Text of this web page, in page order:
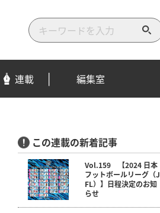
検
索
す
る
連載 編集室
この連載の新着記事
Vol.159 【2024 日本
フットボールリーグ（J
FL）】日程決定のお知
らせ